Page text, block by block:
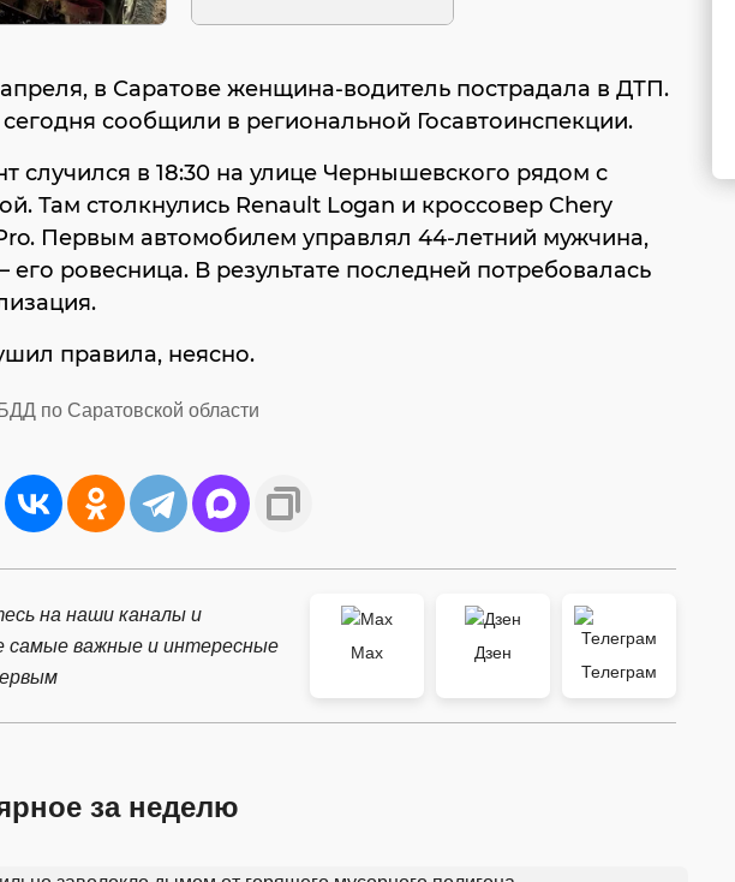
апреля, в Саратове женщина-водитель пострадала в ДТП.
сообщили в региональной Госавтоинспекции.
случился в 18:30 на улице Чернышевского рядом с
Там столкнулись Renault Logan и кроссовер Chery
Первым автомобилем управлял 44-летний мужчина,
его ровесница. В результате последней потребовалась
правила, неясно.
по Саратовской области
на наши каналы и
самые важные и интересные
Max
Дзен
Телеграм
за неделю